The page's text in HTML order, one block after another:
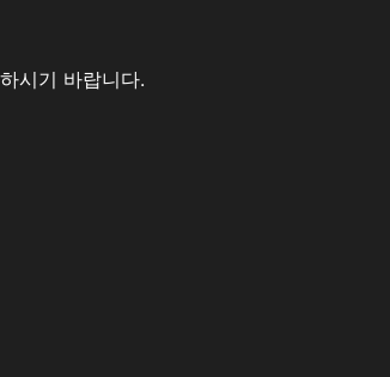
시기 바랍니다.